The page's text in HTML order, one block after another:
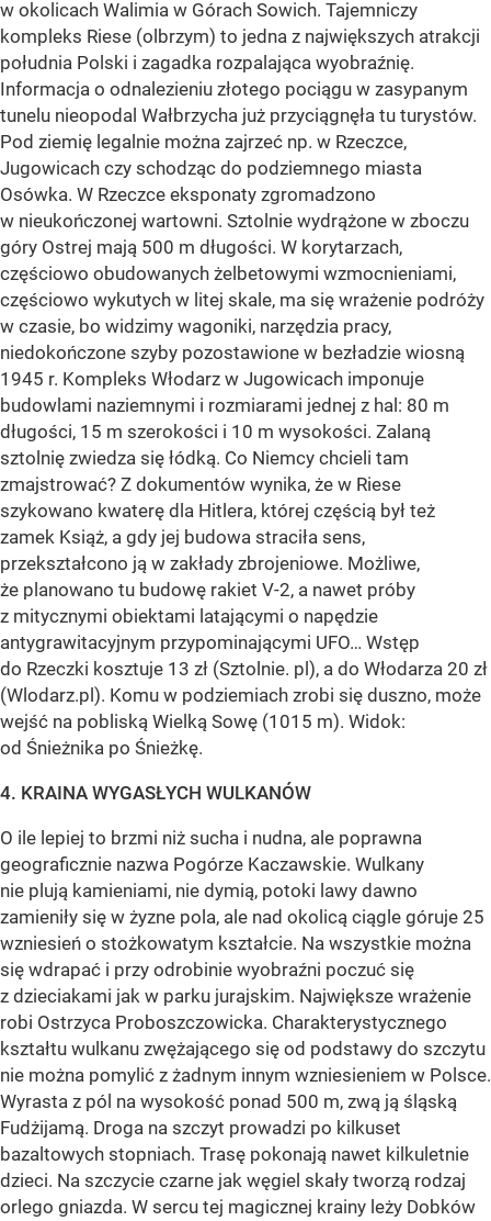
w okolicach Walimia w Górach Sowich. Tajemniczy
kompleks Riese (olbrzym) to jedna z największych atrakcji
południa Polski i zagadka rozpalająca wyobraźnię.
Informacja o odnalezieniu złotego pociągu w zasypanym
tunelu nieopodal Wałbrzycha już przyciągnęła tu turystów.
Pod ziemię legalnie można zajrzeć np. w Rzeczce,
Jugowicach czy schodząc do podziemnego miasta
Osówka. W Rzeczce eksponaty zgromadzono
w nieukończonej wartowni. Sztolnie wydrążone w zboczu
góry Ostrej mają 500 m długości. W korytarzach,
częściowo obudowanych żelbetowymi wzmocnieniami,
częściowo wykutych w litej skale, ma się wrażenie podróży
w czasie, bo widzimy wagoniki, narzędzia pracy,
niedokończone szyby pozostawione w bezładzie wiosną
1945 r. Kompleks Włodarz w Jugowicach imponuje
budowlami naziemnymi i rozmiarami jednej z hal: 80 m
długości, 15 m szerokości i 10 m wysokości. Zalaną
sztolnię zwiedza się łódką. Co Niemcy chcieli tam
zmajstrować? Z dokumentów wynika, że w Riese
szykowano kwaterę dla Hitlera, której częścią był też
zamek Książ, a gdy jej budowa straciła sens,
przekształcono ją w zakłady zbrojeniowe. Możliwe,
że planowano tu budowę rakiet V-2, a nawet próby
z mitycznymi obiektami latającymi o napędzie
antygrawitacyjnym przypominającymi UFO… Wstęp
do Rzeczki kosztuje 13 zł (Sztolnie. pl), a do Włodarza 20 zł
(Wlodarz.pl). Komu w podziemiach zrobi się duszno, może
wejść na pobliską Wielką Sowę (1015 m). Widok:
od Śnieżnika po Śnieżkę.
4. KRAINA WYGASŁYCH WULKANÓW
O ile lepiej to brzmi niż sucha i nudna, ale poprawna
geograficznie nazwa Pogórze Kaczawskie. Wulkany
nie plują kamieniami, nie dymią, potoki lawy dawno
zamieniły się w żyzne pola, ale nad okolicą ciągle góruje 25
wzniesień o stożkowatym kształcie. Na wszystkie można
się wdrapać i przy odrobinie wyobraźni poczuć się
z dzieciakami jak w parku jurajskim. Największe wrażenie
robi Ostrzyca Proboszczowicka. Charakterystycznego
kształtu wulkanu zwężającego się od podstawy do szczytu
nie można pomylić z żadnym innym wzniesieniem w Polsce.
Wyrasta z pól na wysokość ponad 500 m, zwą ją śląską
Fudżijamą. Droga na szczyt prowadzi po kilkuset
bazaltowych stopniach. Trasę pokonają nawet kilkuletnie
dzieci. Na szczycie czarne jak węgiel skały tworzą rodzaj
orlego gniazda. W sercu tej magicznej krainy leży Dobków